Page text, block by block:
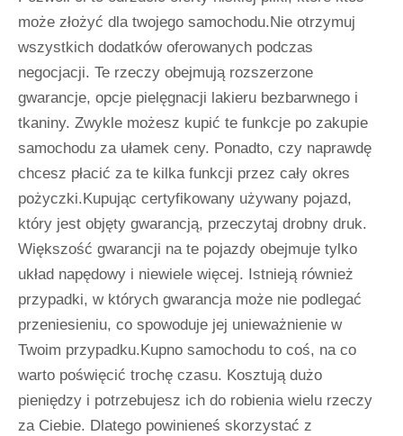
może złożyć dla twojego samochodu.Nie otrzymuj
wszystkich dodatków oferowanych podczas
negocjacji. Te rzeczy obejmują rozszerzone
gwarancje, opcje pielęgnacji lakieru bezbarwnego i
tkaniny. Zwykle możesz kupić te funkcje po zakupie
samochodu za ułamek ceny. Ponadto, czy naprawdę
chcesz płacić za te kilka funkcji przez cały okres
pożyczki.Kupując certyfikowany używany pojazd,
który jest objęty gwarancją, przeczytaj drobny druk.
Większość gwarancji na te pojazdy obejmuje tylko
układ napędowy i niewiele więcej. Istnieją również
przypadki, w których gwarancja może nie podlegać
przeniesieniu, co spowoduje jej unieważnienie w
Twoim przypadku.Kupno samochodu to coś, na co
warto poświęcić trochę czasu. Kosztują dużo
pieniędzy i potrzebujesz ich do robienia wielu rzeczy
za Ciebie. Dlatego powinieneś skorzystać z